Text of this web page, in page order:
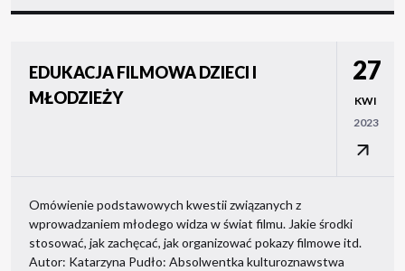
EDUKACJA FILMOWA DZIECI I
MŁODZIEŻY
27
KWI
2023
Omówienie podstawowych kwestii związanych z
wprowadzaniem młodego widza w świat filmu. Jakie środki
stosować, jak zachęcać, jak organizować pokazy filmowe itd.
Autor: Katarzyna Pudło: Absolwentka kulturoznawstwa